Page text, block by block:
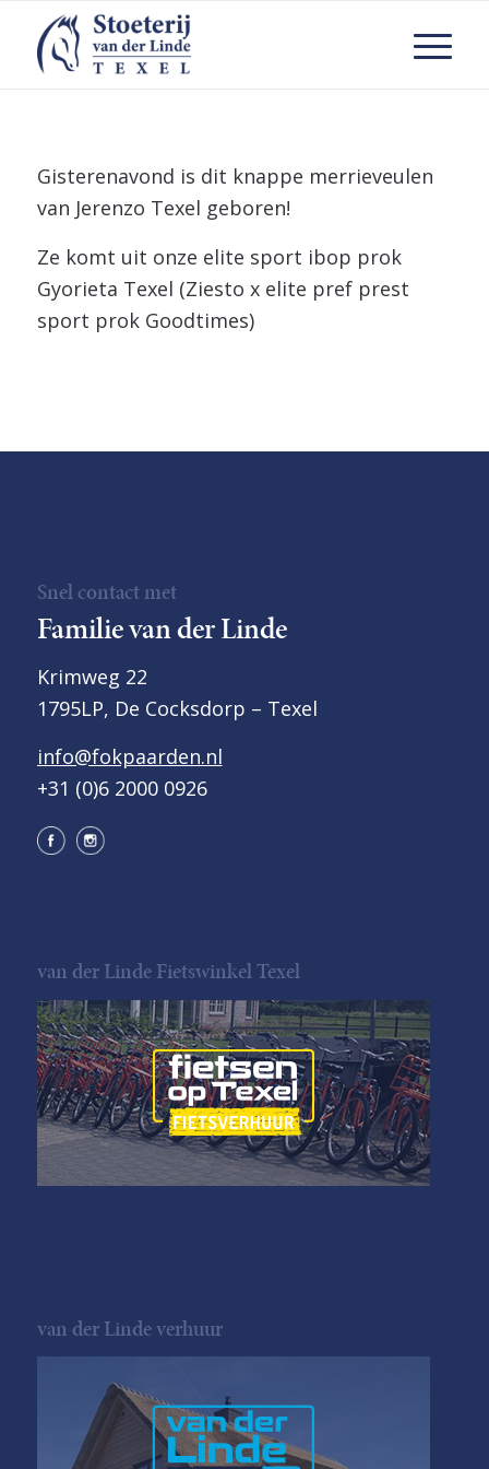
Gisterenavond is dit knappe merrieveulen
van Jerenzo Texel geboren!
Ze komt uit onze elite sport ibop prok
Gyorieta Texel (Ziesto x elite pref prest
sport prok Goodtimes)
Snel contact met
Familie van der Linde
Krimweg 22
1795LP, De Cocksdorp – Texel
info@fokpaarden.nl
+31 (0)6 2000 0926
van der Linde Fietswinkel Texel
van der Linde verhuur